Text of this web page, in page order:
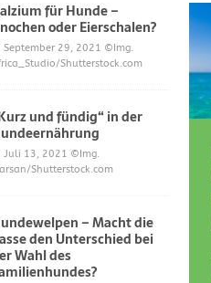
für Hunde –
oder Eierschalen?
September 29, 2021 ©Img.
Shutterstock.com
und fündig“ in der
Juli 13, 2021 ©Img.
Shutterstock.com
– Macht die
den Unterschied bei
Wahl des